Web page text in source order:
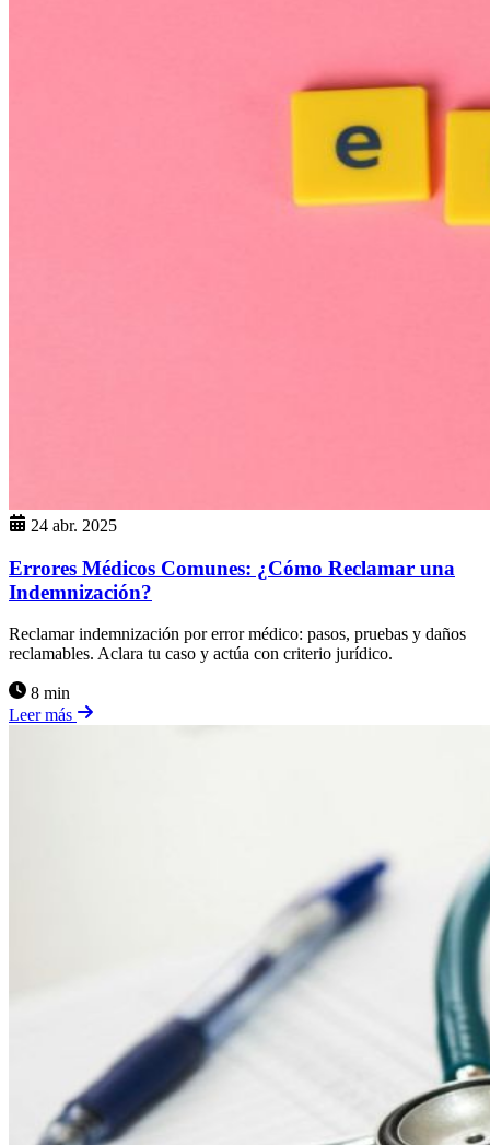
24 abr. 2025
Errores Médicos Comunes: ¿Cómo Reclamar una
Indemnización?
Reclamar indemnización por error médico: pasos, pruebas y daños
reclamables. Aclara tu caso y actúa con criterio jurídico.
8 min
Leer más